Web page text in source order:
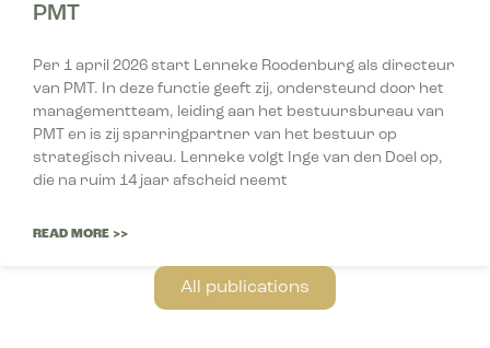
PMT
Per 1 april 2026 start Lenneke Roodenburg als directeur
van PMT. In deze functie geeft zij, ondersteund door het
managementteam, leiding aan het bestuursbureau van
PMT en is zij sparringpartner van het bestuur op
strategisch niveau. Lenneke volgt Inge van den Doel op,
die na ruim 14 jaar afscheid neemt
READ MORE >>
All publications